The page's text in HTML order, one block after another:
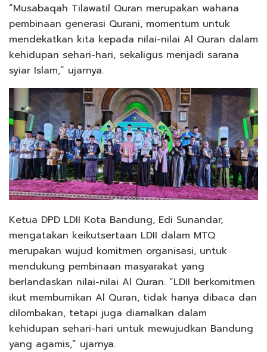
“Musabaqah Tilawatil Quran merupakan wahana
pembinaan generasi Qurani, momentum untuk
mendekatkan kita kepada nilai-nilai Al Quran dalam
kehidupan sehari-hari, sekaligus menjadi sarana
syiar Islam,” ujarnya.
Ketua DPD LDII Kota Bandung, Edi Sunandar,
mengatakan keikutsertaan LDII dalam MTQ
merupakan wujud komitmen organisasi, untuk
mendukung pembinaan masyarakat yang
berlandaskan nilai-nilai Al Quran. “LDII berkomitmen
ikut membumikan Al Quran, tidak hanya dibaca dan
dilombakan, tetapi juga diamalkan dalam
kehidupan sehari-hari untuk mewujudkan Bandung
yang agamis,” ujarnya.